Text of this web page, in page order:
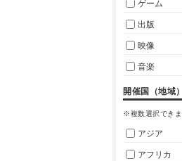
ゲーム
出版
映像
音楽
開催国（地域）
※複数選択できま
アジア
アフリカ